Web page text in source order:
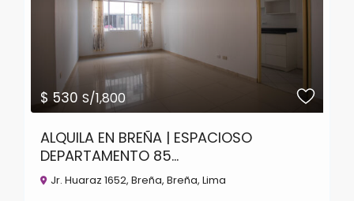
$ 530S/1,800
ALQUILA EN BREÑA | ESPACIOSO
DEPARTAMENTO 85...
Jr. Huaraz 1652, Breña,Breña,Lima